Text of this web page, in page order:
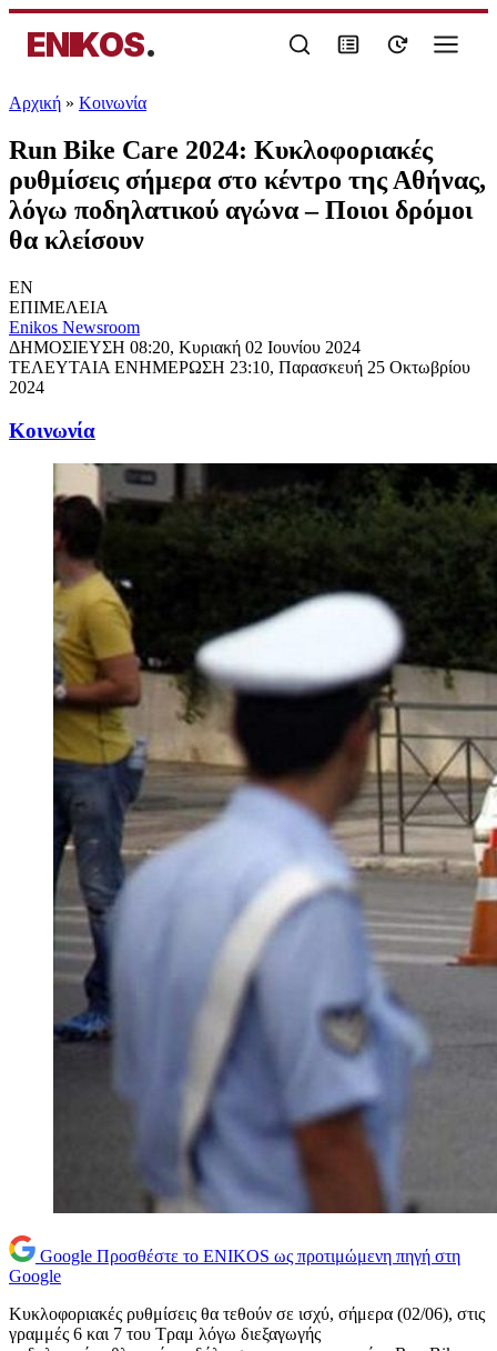
ENIKOS.
Αρχική » Κοινωνία
Run Bike Care 2024: Κυκλοφοριακές
ρυθμίσεις σήμερα στο κέντρο της Αθήνας,
λόγω ποδηλατικού αγώνα – Ποιοι δρόμοι
θα κλείσουν
EN
ΕΠΙΜΕΛΕΙΑ
Enikos Newsroom
ΔΗΜΟΣΙΕΥΣΗ 08:20, Κυριακή 02 Ιουνίου 2024
ΤΕΛΕΥΤΑΙΑ ΕΝΗΜΕΡΩΣΗ 23:10, Παρασκευή 25 Οκτωβρίου
2024
Κοινωνία
Google Προσθέστε το ENIKOS ως προτιμώμενη πηγή στη
Google
Κυκλοφοριακές ρυθμίσεις θα τεθούν σε ισχύ, σήμερα (02/06), στις
γραμμές 6 και 7 του Τραμ λόγω διεξαγωγής